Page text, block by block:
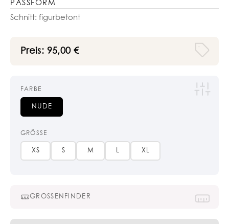
PASSFORM
Schnitt: figurbetont
Preis: 95,00 €
FARBE
NUDE
GRÖSSE
XS S M L XL
GRÖSSENFINDER